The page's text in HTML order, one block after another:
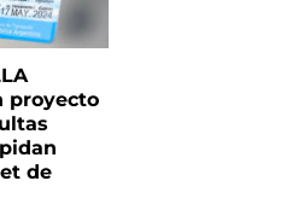
proyecto
de